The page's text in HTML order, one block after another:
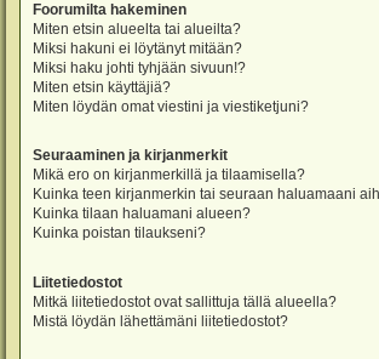
Foorumilta hakeminen
Miten etsin alueelta tai alueilta?
Miksi hakuni ei löytänyt mitään?
Miksi haku johti tyhjään sivuun!?
Miten etsin käyttäjiä?
Miten löydän omat viestini ja viestiketjuni?
Seuraaminen ja kirjanmerkit
Mikä ero on kirjanmerkillä ja tilaamisella?
Kuinka teen kirjanmerkin tai seuraan haluamaani
Kuinka tilaan haluamani alueen?
Kuinka poistan tilaukseni?
Liitetiedostot
Mitkä liitetiedostot ovat sallittuja tällä alueella?
Mistä löydän lähettämäni liitetiedostot?